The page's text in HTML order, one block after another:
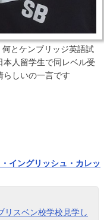
とケンブリッジ英語試
人留学生で同レベル受
らしいの一言です
イングリッシュ・カレッ
リスベン校学校見学し